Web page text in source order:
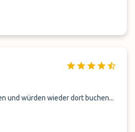
und würden wieder dort buchen...